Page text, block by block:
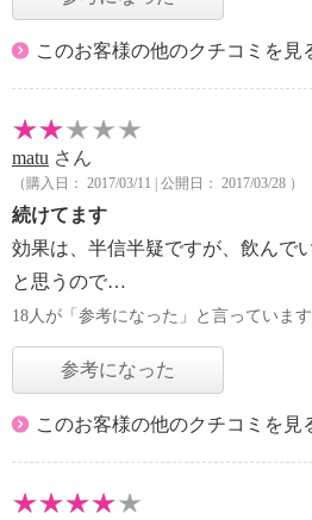
このお客様の他のクチコミを見
matu さん
（購入日： 2017/03/11 | 公開日： 2017/03/28 ）
続けてます
効果は、半信半疑ですが、飲んで
と思うので…
18人が「参考になった」と言っています
参考になった
このお客様の他のクチコミを見